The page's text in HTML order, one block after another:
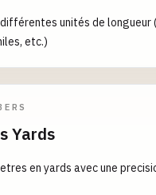
unités de longueur
etc.)
Yards
en yards avec une